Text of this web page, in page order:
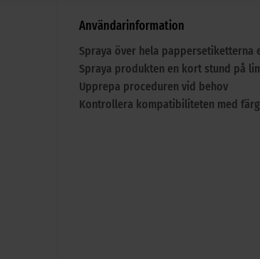
Användarinformation
Spraya över hela
Spraya produkten en kort stund på
Upprepa proceduren vid behov
Kontrollera kompatibiliteten med